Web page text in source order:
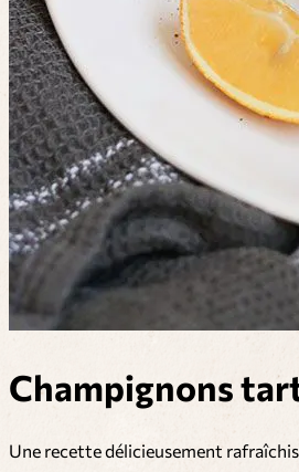
Champignons
Une recette délicieusement